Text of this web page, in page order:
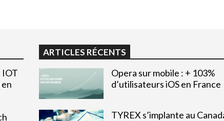
IOT
ARTICLES RÉCENTS
Opera sur mobile : + 103%
d’utilisateurs iOS en France
TYREX s’implante au